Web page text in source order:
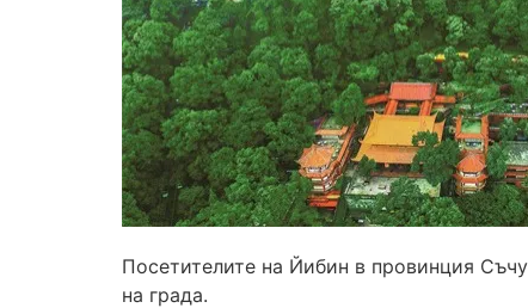
Посетителите на Йибин в провинция
на града.